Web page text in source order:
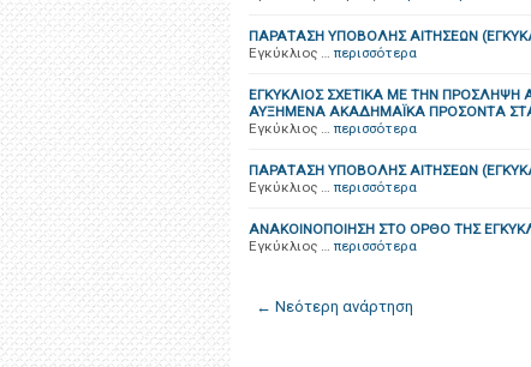
ΠΑΡΑΤΑΣΗ ΥΠΟΒΟΛΗΣ ΑΙΤΗΣΕΩΝ
Εγκύκλιος … περισσότερα
ΕΓΚΥΚΛΙΟΣ ΣΧΕΤΙΚΑ ΜΕ ΤΗΝ
ΑΥΞΗΜΕΝΑ ΑΚΑΔΗΜΑΪΚΑ ΠΡΟΣΟΝΤΑ
Εγκύκλιος … περισσότερα
ΠΑΡΑΤΑΣΗ ΥΠΟΒΟΛΗΣ ΑΙΤΗΣΕΩΝ
Εγκύκλιος … περισσότερα
AΝΑΚΟΙΝΟΠΟΙΗΣΗ ΣΤΟ ΟΡΘΟ ΤΗΣ
Εγκύκλιος … περισσότερα
← Νεότερη ανάρτηση